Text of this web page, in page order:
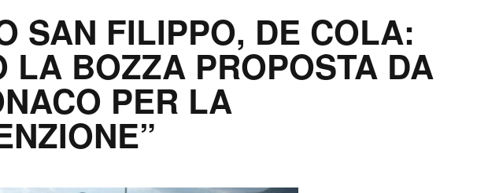
SAN FILIPPO, DE COLA:
LA BOZZA PROPOSTA DA
PER LA